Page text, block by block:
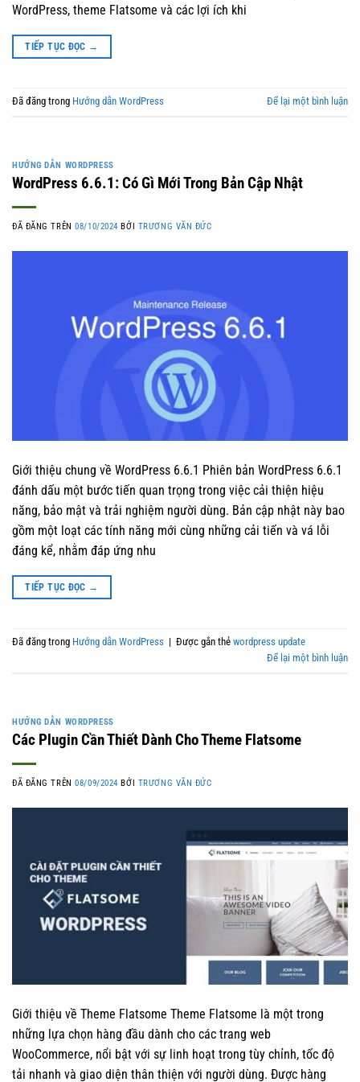
WordPress, theme Flatsome và các lợi ích khi
TIẾP TỤC ĐỌC →
Đã đăng trong Hướng dẫn WordPress Để lại một bình luận
HƯỚNG DẪN WORDPRESS
WordPress 6.6.1: Có Gì Mới Trong Bản Cập Nhật
ĐÃ ĐĂNG TRÊN08/10/2024 BỞI TRƯƠNG VĂN ĐỨC
Giới thiệu chung về WordPress 6.6.1 Phiên bản WordPress 6.6.1
đánh dấu một bước tiến quan trọng trong việc cải thiện hiệu
năng, bảo mật và trải nghiệm người dùng. Bản cập nhật này bao
gồm một loạt các tính năng mới cùng những cải tiến và vá lỗi
đáng kể, nhằm đáp ứng nhu
TIẾP TỤC ĐỌC →
Đã đăng trong Hướng dẫn WordPress | Được gắn thẻ wordpress update
Để lại một bình luận
HƯỚNG DẪN WORDPRESS
Các Plugin Cần Thiết Dành Cho Theme Flatsome
ĐÃ ĐĂNG TRÊN08/09/2024 BỞI TRƯƠNG VĂN ĐỨC
Giới thiệu về Theme Flatsome Theme Flatsome là một trong
những lựa chọn hàng đầu dành cho các trang web
WooCommerce, nổi bật với sự linh hoạt trong tùy chỉnh, tốc độ
tải nhanh và giao diện thân thiện với người dùng. Được hàng